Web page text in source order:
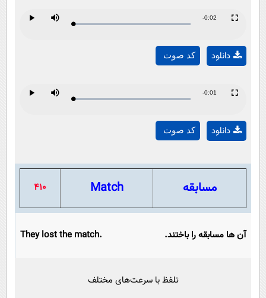
Video
Loaded:
Progress:
Remaining
-0:02
کد صوت دانلود
Video
Loaded:
Progress:
Remaining
-0:01
کد صوت دانلود
مسابقه Match
410
آن ها مسابقه را باختند. They lost the match.
تلفظ با سرعت‌های مختلف